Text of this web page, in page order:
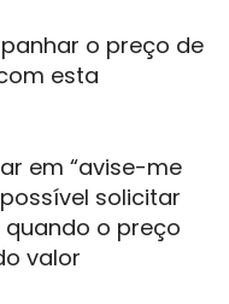
o preço de
esta
em “avise-me
solicitar
o preço
valor